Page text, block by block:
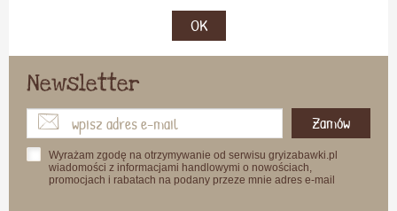
OK
Newsletter
Zamów
Wyrażam zgodę na otrzymywanie od serwisu gryizabawki.pl
wiadomości z informacjami handlowymi o nowościach,
promocjach i rabatach na podany przeze mnie adres e-mail